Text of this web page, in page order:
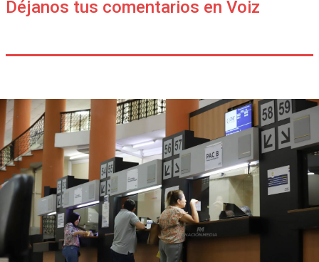
Déjanos tus comentarios en Voiz